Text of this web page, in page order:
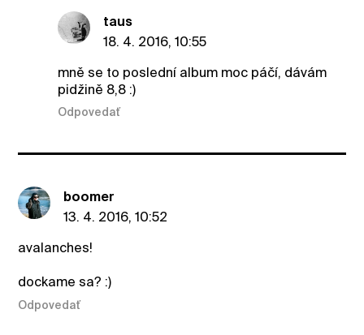
taus
18. 4. 2016, 10:55
mně se to poslední album moc páčí, dávám
pidžině 8,8 :)
Odpovedať
boomer
13. 4. 2016, 10:52
avalanches!
dockame sa? :)
Odpovedať